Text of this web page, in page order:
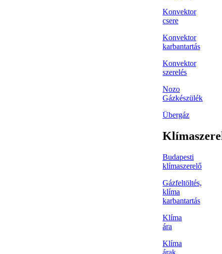
Konvektor
csere
Konvektor
karbantartás
Konvektor
szerelés
Nozo
Gázkészülék
Übergáz
Budapesti
klímaszerelő
Gázfeltöltés,
klíma
karbantartás
Klíma
ára
Klíma
árak